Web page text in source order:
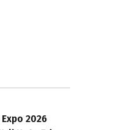
2026